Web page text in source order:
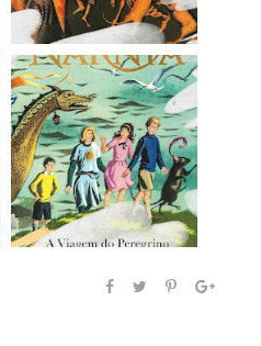
A Viagem do
Peregrino da Alvorada
(...